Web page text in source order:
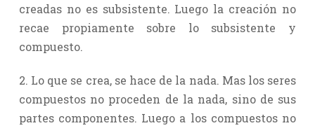
creadas no es subsistente. Luego la creación no
recae propiamente sobre lo subsistente y
compuesto.
2. Lo que se crea, se hace de la nada. Mas los seres
compuestos no proceden de la nada, sino de sus
partes componentes. Luego a los compuestos no